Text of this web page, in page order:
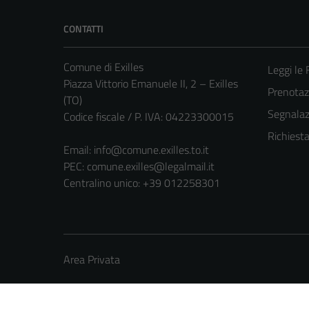
CONTATTI
Comune di Exilles
Piazza Vittorio Emanuele II, 2 – Exilles
(TO)
Codice fiscale / P. IVA: 04223300015
Email: info@comune.exilles.to.it
PEC: comune.exilles@legalmail.it
Centralino unico: +39 012258301
Leggi le
Area Privata